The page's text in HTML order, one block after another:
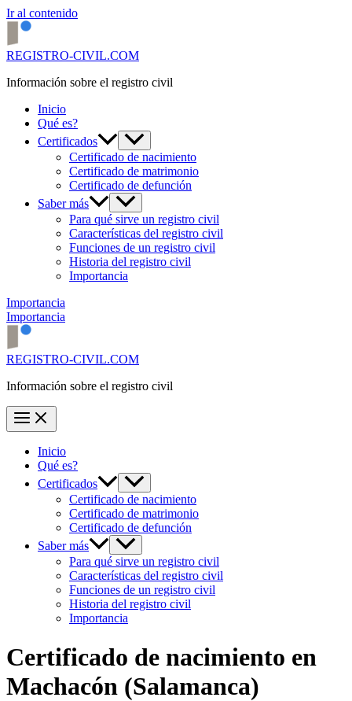
Ir al contenido
REGISTRO-CIVIL.COM
Información sobre el registro civil
Inicio
Qué es?
Certificados
Certificado de nacimiento
Certificado de matrimonio
Certificado de defunción
Saber más
Para qué sirve un registro civil
Características del registro civil
Funciones de un registro civil
Historia del registro civil
Importancia
Importancia
Importancia
REGISTRO-CIVIL.COM
Información sobre el registro civil
Inicio
Qué es?
Certificados
Certificado de nacimiento
Certificado de matrimonio
Certificado de defunción
Saber más
Para qué sirve un registro civil
Características del registro civil
Funciones de un registro civil
Historia del registro civil
Importancia
Certificado de nacimiento en
Machacón (Salamanca)